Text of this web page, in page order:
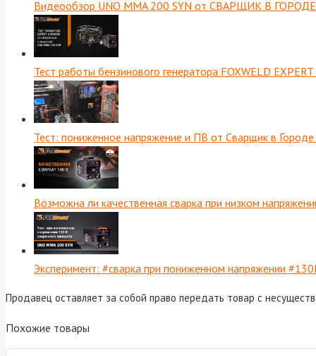
Видеообзор UNO MMA 200 SYN от СВАРЩИК В ГОРОДЕ
Тест работы бензинового генератора FOXWELD
Тест: пониженное напряжение и ПВ от Сварщик в Городе
Возможна ли качественная сварка при низком
Эксперимент: #cварка при пониженном напряжении
Продавец оставляет за собой право передать товар с
Похожие товары